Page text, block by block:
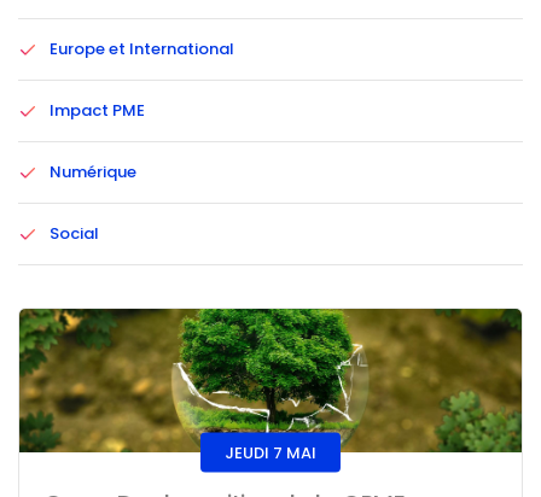
Europe et International
Impact PME
Numérique
Social
JEUDI 7 MAI